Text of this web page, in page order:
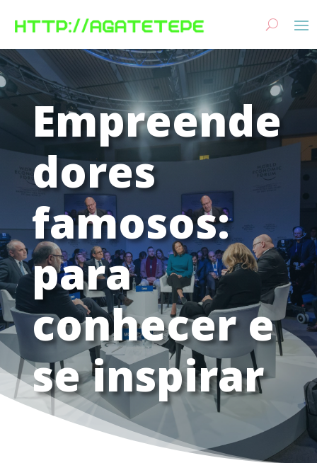
Empreende
dores
famosos:
para
conhecer e
se inspirar